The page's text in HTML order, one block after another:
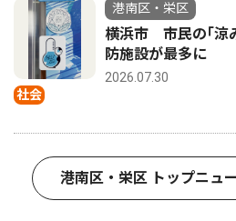
社会
港南区・栄区
横浜市 市民の｢涼
防施設が最多に
2026.07.30
港南区・栄区 トップニュ